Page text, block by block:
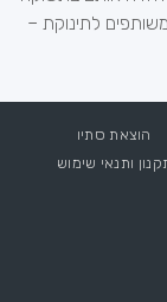
לתינוקת –
הוצאת סתיו
ותנאי שימוש